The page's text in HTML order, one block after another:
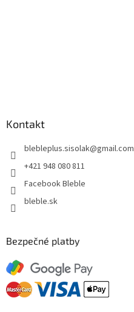
Kontakt
blebleplus.sisolak@gmail.com
+421 948 080 811
Facebook Bleble
bleble.sk
Bezpečné platby